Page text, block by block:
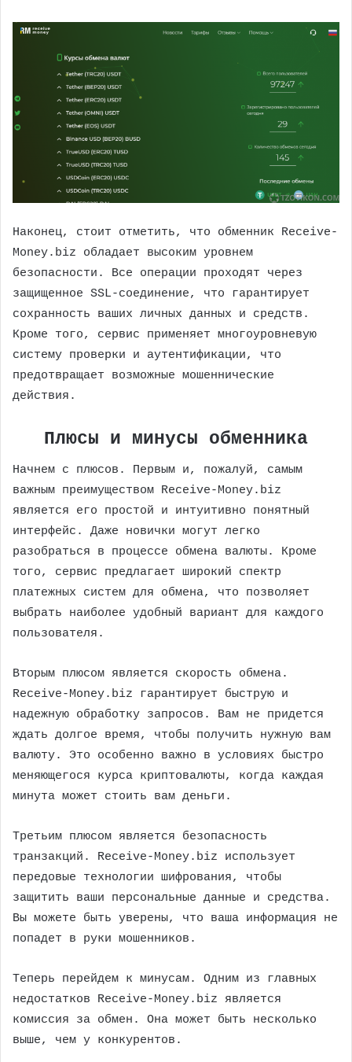
Наконец, стоит отметить, что обменник Receive-
Money.biz обладает высоким уровнем
безопасности. Все операции проходят через
защищенное SSL-соединение, что гарантирует
сохранность ваших личных данных и средств.
Кроме того, сервис применяет многоуровневую
систему проверки и аутентификации, что
предотвращает возможные мошеннические
действия.
Плюсы и минусы обменника
Начнем с плюсов. Первым и, пожалуй, самым
важным преимуществом Receive-Money.biz
является его простой и интуитивно понятный
интерфейс. Даже новички могут легко
разобраться в процессе обмена валюты. Кроме
того, сервис предлагает широкий спектр
платежных систем для обмена, что позволяет
выбрать наиболее удобный вариант для каждого
пользователя.
Вторым плюсом является скорость обмена.
Receive-Money.biz гарантирует быструю и
надежную обработку запросов. Вам не придется
ждать долгое время, чтобы получить нужную вам
валюту. Это особенно важно в условиях быстро
меняющегося курса криптовалюты, когда каждая
минута может стоить вам деньги.
Третьим плюсом является безопасность
транзакций. Receive-Money.biz использует
передовые технологии шифрования, чтобы
защитить ваши персональные данные и средства.
Вы можете быть уверены, что ваша информация не
попадет в руки мошенников.
Теперь перейдем к минусам. Одним из главных
недостатков Receive-Money.biz является
комиссия за обмен. Она может быть несколько
выше, чем у конкурентов.